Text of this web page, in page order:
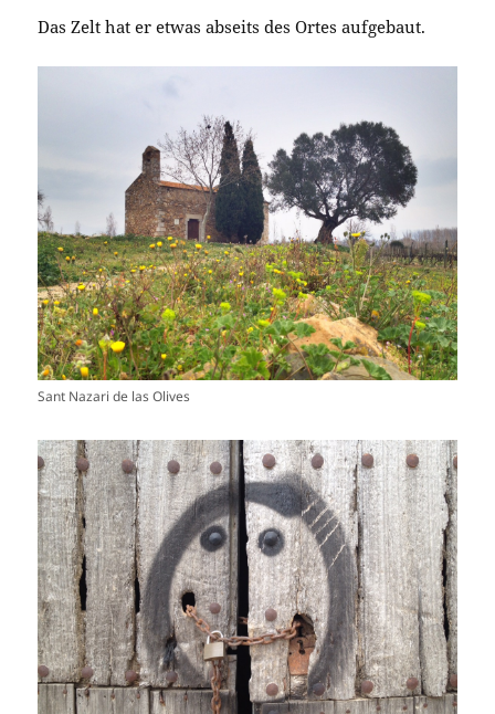
Das Zelt hat er etwas abseits des Ortes aufgebaut.
Sant Nazari de las Olives